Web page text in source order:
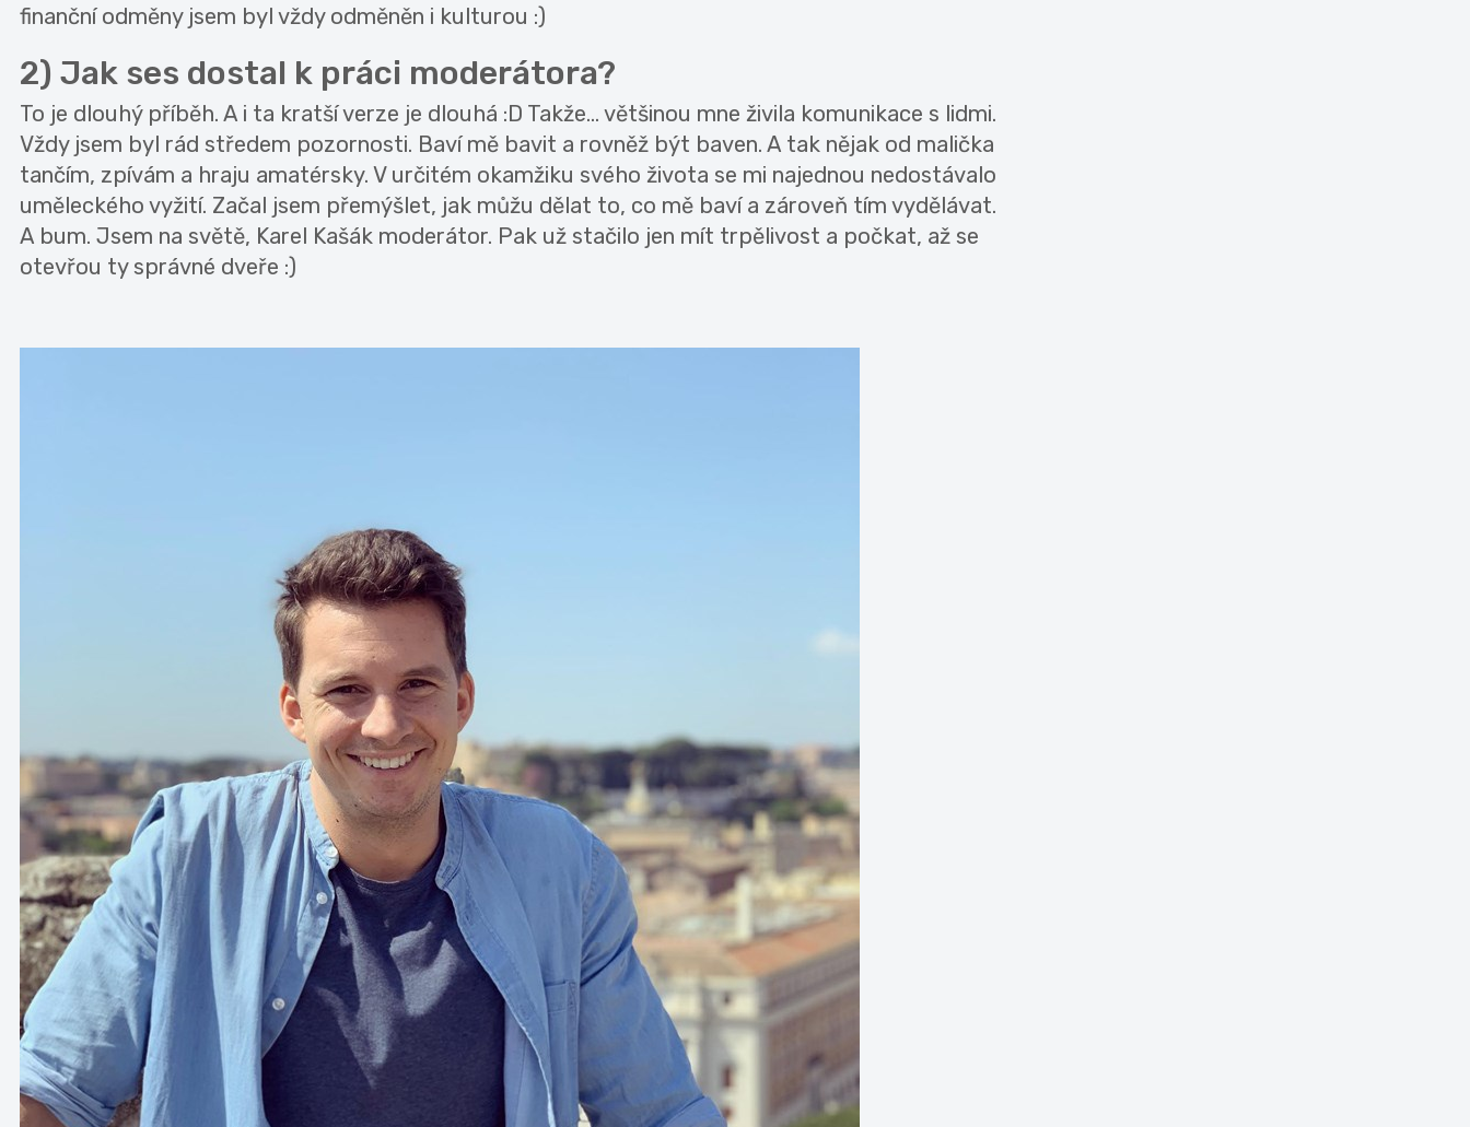
finanční odměny jsem byl vždy odměněn i kulturou :)
2) Jak ses dostal k práci moderátora?
To je dlouhý příběh. A i ta kratší verze je dlouhá :D Takže... většinou mne živila komunikace s lidmi.
Vždy jsem byl rád středem pozornosti. Baví mě bavit a rovněž být baven. A tak nějak od malička
tančím, zpívám a hraju amatérsky. V určitém okamžiku svého života se mi najednou nedostávalo
uměleckého vyžití. Začal jsem přemýšlet, jak můžu dělat to, co mě baví a zároveň tím vydělávat.
A bum. Jsem na světě, Karel Kašák moderátor. Pak už stačilo jen mít trpělivost a počkat, až se
otevřou ty správné dveře :)